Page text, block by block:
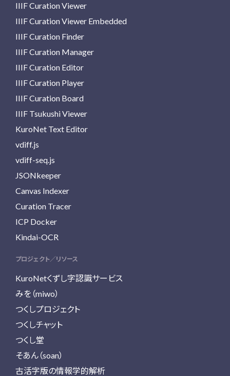
IIIF Curation Viewer
IIIF Curation Viewer Embedded
IIIF Curation Finder
IIIF Curation Manager
IIIF Curation Editor
IIIF Curation Player
IIIF Curation Board
IIIF Tsukushi Viewer
KuroNet Text Editor
vdiff.js
vdiff-seq.js
JSONkeeper
Canvas Indexer
Curation Tracer
ICP Docker
Kindai-OCR
プロジェクト／リソース
KuroNetくずし字認識サービス
みを（miwo）
つくしプロジェクト
つくしチャット
つくし堂
そあん（soan）
古活字版の情報学的解析